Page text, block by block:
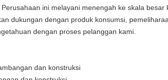
ini melayani menengah ke skala
dukungan dengan produk konsumsi,
dengan proses pelanggan kami.
dan konstruksi